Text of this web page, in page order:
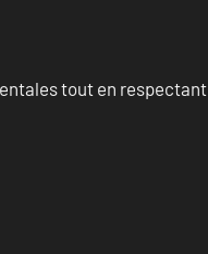
tout en respectant